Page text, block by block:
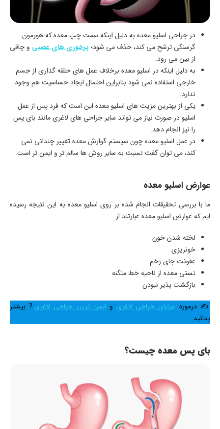
در جراحی اسلیو معده به دلیل اینکه سمت چپ معده که هورمون
گرسنگی ترشح می کند، حذف می شود؛ پرخوری های عصبی و چاقی
از بین می رود.
به دلیل اینکه در اسلیو معده برخلاف عمل های حلقه گذاری از جسم
خارجی استفاده نمی شود بنابراین احتمال ایجاد حساسیت هم وجود
ندارد.
یکی از بهترین مزیت های اسلیو معده این است که فرد پس از عمل
اسلیو در صورت نیاز می تواند سایر جراحی های لاغری مانند بای پس
را نیز انجام دهد.
در عمل اسلیو معده چون سیستم گوارش معده تغییر چندانی نمی
کند، می توان گفت نسبت به سایر روش ها سالم تر و ایمن تر است.
عوارض اسلیو معده
ما با بررسی تحقیقات انجام شده بر روی اسلیو معده به این نتیجه رسیده
ایم که عوارض اسلیو معده عبارتند از:
لخته شدن خون
خونریزی
عفونت جای زخم
نستی معده از ناحیه خط منگنه
بازگشت پذیر نبودن
✍ درموردمزایای جراحی لاغریوایمن ترین جراحی لاغری? بیشتر
بدانید.
بای پس معده چیست؟